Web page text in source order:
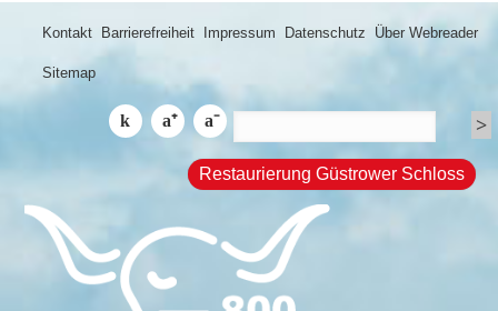
Kontakt Barrierefreiheit Impressum Datenschutz Über Webreader
Sitemap
Restaurierung Güstrower Schloss